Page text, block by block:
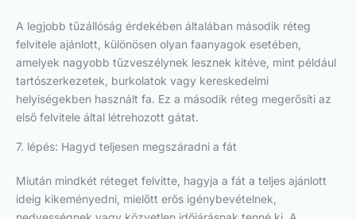
A legjobb tűzállóság érdekében általában második réteg
felvitele ajánlott, különösen olyan faanyagok esetében,
amelyek nagyobb tűzveszélynek lesznek kitéve, mint például
tartószerkezetek, burkolatok vagy kereskedelmi
helyiségekben használt fa. Ez a második réteg megerősíti az
első felvitele által létrehozott gátat.
7. lépés: Hagyd teljesen megszáradni a fát
Miután mindkét réteget felvitte, hagyja a fát a teljes ajánlott
ideig kikeményedni, mielőtt erős igénybevételnek,